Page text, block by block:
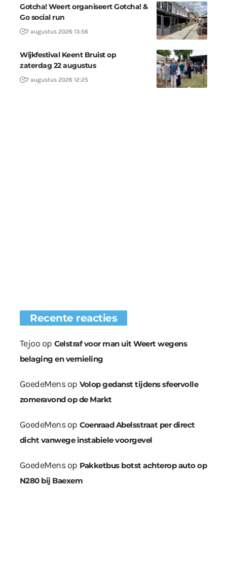
Gotcha! Weert organiseert Gotcha! &
Go social run
7 augustus 2026 13:56
Wijkfestival Keent Bruist op
zaterdag 22 augustus
7 augustus 2026 12:25
Recente reacties
Tejoo op Celstraf voor man uit Weert wegens
belaging en vernieling
GoedeMensop Volop gedanst tijdens sfeervolle
zomeravond op de Markt
GoedeMensop Coenraad Abelsstraat per direct
dicht vanwege instabiele voorgevel
GoedeMensop Pakketbus botst achterop auto op
N280 bij Baexem